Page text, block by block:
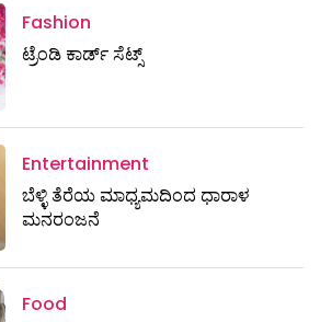
Fashion
ಟ್ರೆಂಡಿ ಕಾರ್ಡ್‌ ಸೆಟ್ಸ್
Entertainment
ಬೆಳ್ಳಿ ತೆರೆಯ ಮಾಧ್ಯಮದಿಂದ ಧಾರಾಳ
ಮನರಂಜನೆ
Food